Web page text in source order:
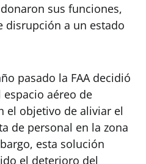
sus funciones,
disrupción a un estado
pasado la FAA decidió
aéreo de
el objetivo de aliviar el
de personal en la zona
esta solución
el deterioro del